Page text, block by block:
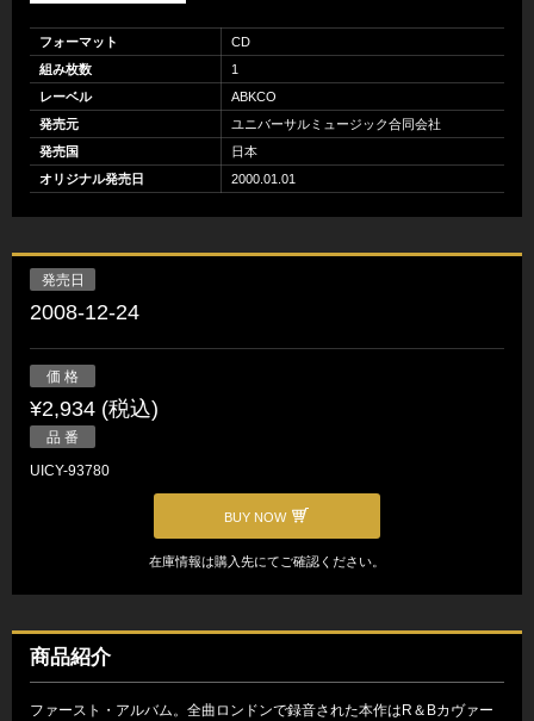
フォーマット
CD
組み枚数
1
レーベル
ABKCO
発売元
ユニバーサルミュージック合同会社
発売国
日本
オリジナル発売日
2000.01.01
発売日
2008-12-24
価 格
¥2,934 (税込)
品 番
UICY-93780
BUY NOW
在庫情報は購入先にてご確認ください。
商品紹介
ファースト・アルバム。全曲ロンドンで録音された本作はR＆Bカヴァー